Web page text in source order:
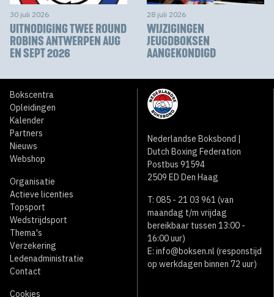
30 juli 2026
UITNODIGING TWEE ROUND
ROBINS ANTWERPEN AUG
EN SEPT 2026
28 juli 2026
WIJZIGINGEN
JEUGDBOKSEN
AANGEKONDIGD
Bokscentra
Opleidingen
Kalender
Partners
Nieuws
Webshop
Organisatie
Actieve licenties
Topsport
Wedstrijdsport
Thema's
Verzekering
Ledenadministratie
Contact
Cookies
Nederlandse Boksbond |
Dutch Boxing Federation
Postbus 91594
2509 ED Den Haag
T: 085 - 21 03 961 (van
maandag t/m vrijdag
bereikbaar tussen 13:00 -
16:00 uur)
E: info@boksen.nl (responstijd
op werkdagen binnen 72 uur)